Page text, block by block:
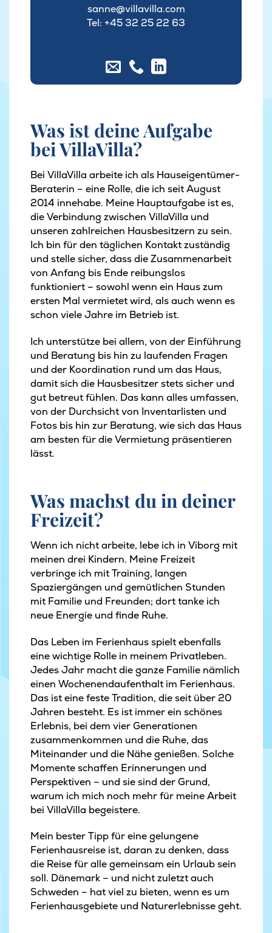
sanne@villavilla.com
Tel: +45 32 25 22 63
Was ist deine Aufgabe
bei VillaVilla?
Bei VillaVilla arbeite ich als Hauseigentümer-
Beraterin – eine Rolle, die ich seit August
2014 innehabe. Meine Hauptaufgabe ist es,
die Verbindung zwischen VillaVilla und
unseren zahlreichen Hausbesitzern zu sein.
Ich bin für den täglichen Kontakt zuständig
und stelle sicher, dass die Zusammenarbeit
von Anfang bis Ende reibungslos
funktioniert – sowohl wenn ein Haus zum
ersten Mal vermietet wird, als auch wenn es
schon viele Jahre im Betrieb ist.
Ich unterstütze bei allem, von der Einführung
und Beratung bis hin zu laufenden Fragen
und der Koordination rund um das Haus,
damit sich die Hausbesitzer stets sicher und
gut betreut fühlen. Das kann alles umfassen,
von der Durchsicht von Inventarlisten und
Fotos bis hin zur Beratung, wie sich das Haus
am besten für die Vermietung präsentieren
lässt.
Was machst du in deiner
Freizeit?
Wenn ich nicht arbeite, lebe ich in Viborg mit
meinen drei Kindern. Meine Freizeit
verbringe ich mit Training, langen
Spaziergängen und gemütlichen Stunden
mit Familie und Freunden; dort tanke ich
neue Energie und finde Ruhe.
Das Leben im Ferienhaus spielt ebenfalls
eine wichtige Rolle in meinem Privatleben.
Jedes Jahr macht die ganze Familie nämlich
einen Wochenendaufenthalt im Ferienhaus.
Das ist eine feste Tradition, die seit über 20
Jahren besteht. Es ist immer ein schönes
Erlebnis, bei dem vier Generationen
zusammenkommen und die Ruhe, das
Miteinander und die Nähe genießen. Solche
Momente schaffen Erinnerungen und
Perspektiven – und sie sind der Grund,
warum ich mich noch mehr für meine Arbeit
bei VillaVilla begeistere.
Mein bester Tipp für eine gelungene
Ferienhausreise ist, daran zu denken, dass
die Reise für alle gemeinsam ein Urlaub sein
soll. Dänemark – und nicht zuletzt auch
Schweden – hat viel zu bieten, wenn es um
Ferienhausgebiete und Naturerlebnisse geht.